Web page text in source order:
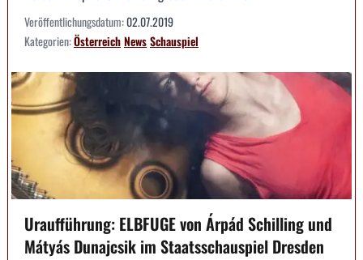
Veröffentlichungsdatum:02.07.2019
Kategorien:ÖsterreichNewsSchauspiel
Uraufführung: ELBFUGE von Árpád Schilling und
Mátyás Dunajcsik im Staatsschauspiel Dresden